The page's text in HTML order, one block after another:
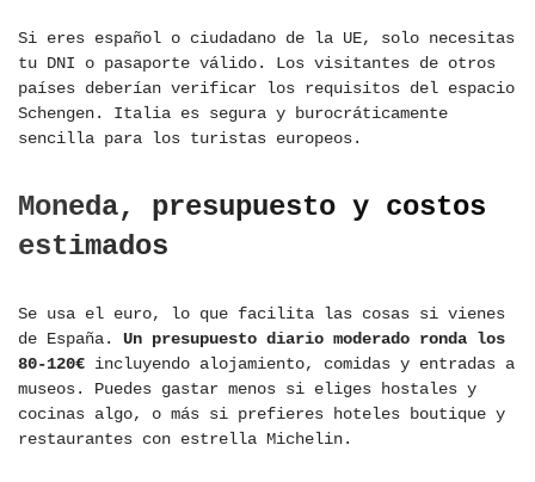
Si eres español o ciudadano de la UE, solo necesitas
tu DNI o pasaporte válido. Los visitantes de otros
países deberían verificar los requisitos del espacio
Schengen. Italia es segura y burocráticamente
sencilla para los turistas europeos.
Moneda, presupuesto y costos
estimados
Se usa el euro, lo que facilita las cosas si vienes
de España. Un presupuesto diario moderado ronda los
80-120€ incluyendo alojamiento, comidas y entradas a
museos. Puedes gastar menos si eliges hostales y
cocinas algo, o más si prefieres hoteles boutique y
restaurantes con estrella Michelin.